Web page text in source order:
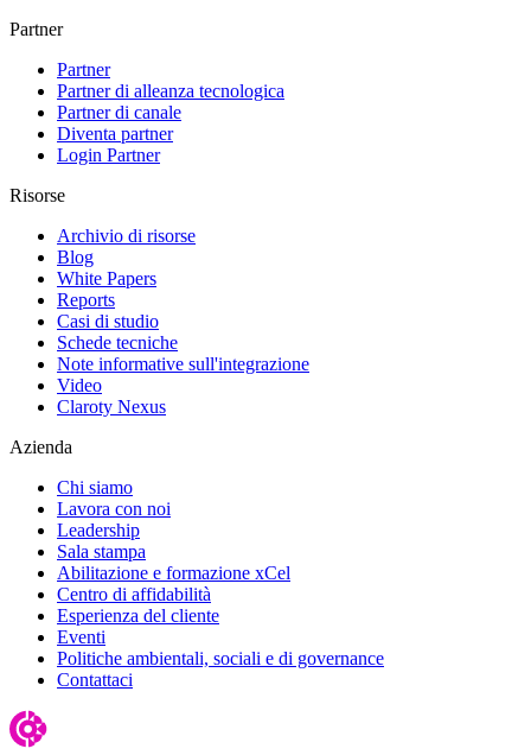
Partner
Partner
Partner di alleanza tecnologica
Partner di canale
Diventa partner
Login Partner
Risorse
Archivio di risorse
Blog
White Papers
Reports
Casi di studio
Schede tecniche
Note informative sull'integrazione
Video
Claroty Nexus
Azienda
Chi siamo
Lavora con noi
Leadership
Sala stampa
Abilitazione e formazione xCel
Centro di affidabilità
Esperienza del cliente
Eventi
Politiche ambientali, sociali e di governance
Contattaci